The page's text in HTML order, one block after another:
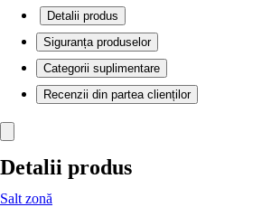
Detalii produs
Siguranța produselor
Categorii suplimentare
Recenzii din partea clienților
Detalii produs
Salt zonă